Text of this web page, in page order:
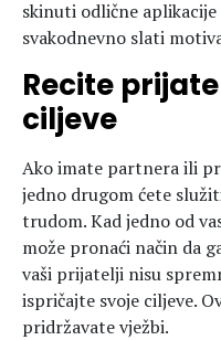
skinuti odlične
svakodnevno slati
Recite
ciljeve
Ako imate partnera ili
jedno drugom ćete
trudom. Kad jedno od
može pronaći način da
vaši prijatelji nisu
ispričajte svoje ciljeve.
pridržavate vježbi.